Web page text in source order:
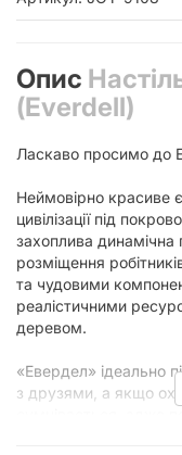
Опис
(Everdell)
Ласкаво просимо до
Неймовірно красиве
цивілізації під
захоплива динамічна
розміщення
та чудовими
реалістичними
деревом.
«Евердел» ідеально
з друзями, а якщо